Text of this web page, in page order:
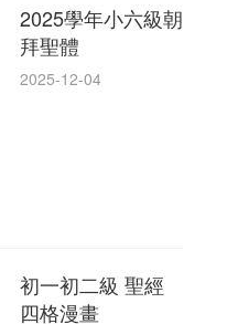
2025學年小六級朝
拜聖體
2025-12-04
初一初二級 聖經
四格漫畫